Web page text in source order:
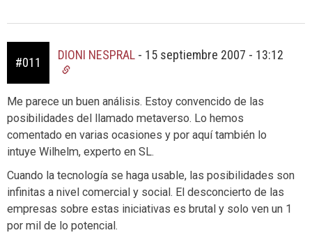
#011
DIONI NESPRAL - 15 septiembre 2007 - 13:12
Me parece un buen análisis. Estoy convencido de las
posibilidades del llamado metaverso. Lo hemos
comentado en varias ocasiones y por aquí también lo
intuye Wilhelm, experto en SL.
Cuando la tecnología se haga usable, las posibilidades son
infinitas a nivel comercial y social. El desconcierto de las
empresas sobre estas iniciativas es brutal y solo ven un 1
por mil de lo potencial.